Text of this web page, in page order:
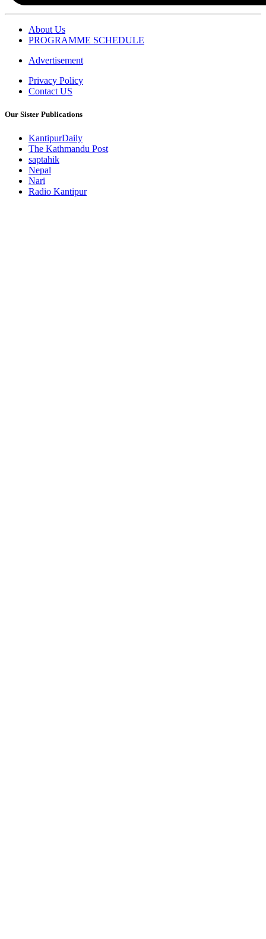
About Us
PROGRAMME SCHEDULE
Advertisement
Privacy Policy
Contact US
Our Sister Publications
KantipurDaily
The Kathmandu Post
saptahik
Nepal
Nari
Radio Kantipur